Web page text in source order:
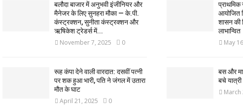
बलौदा बाजार में अनुभवी इंजीनियर और
मैनेजर के लिए सुनहरा मौका — के.पी.
कंस्ट्रक्शन, सुनीता कंस्ट्रक्शन और
ऋषिकेश ट्रेडर्स में...
November 7, 2025 0
रूह कंपा देने वाली वारदात: दसवीं पत्नी
पर शक हुआ भारी, पति ने जंगल में उतारा
मौत के घाट
April 21, 2025 0
प्राथमिक
आयोजित
शासन की
लाभान्वित
May
बस और
बचे यात्री
March